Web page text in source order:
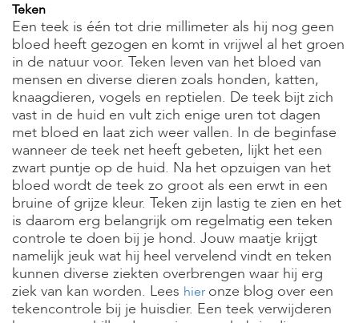
Teken
Een teek is één tot drie millimeter als hij nog geen
bloed heeft gezogen en komt in vrijwel al het groen
in de natuur voor. Teken leven van het bloed van
mensen en diverse dieren zoals honden, katten,
knaagdieren, vogels en reptielen. De teek bijt zich
vast in de huid en vult zich enige uren tot dagen
met bloed en laat zich weer vallen. In de beginfase
wanneer de teek net heeft gebeten, lijkt het een
zwart puntje op de huid. Na het opzuigen van het
bloed wordt de teek zo groot als een erwt in een
bruine of grijze kleur. Teken zijn lastig te zien en het
is daarom erg belangrijk om regelmatig een teken
controle te doen bij je hond. Jouw maatje krijgt
namelijk jeuk wat hij heel vervelend vindt en teken
kunnen diverse ziekten overbrengen waar hij erg
ziek van kan worden. Lees hier onze blog over een
tekencontrole bij je huisdier. Een teek verwijderen